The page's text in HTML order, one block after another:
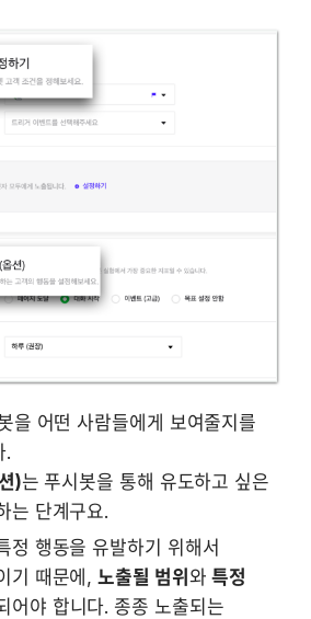
을 어떤 사람들에게 보여줄지를
)는 푸시봇을 통해 유도하고 싶은
는 단계구요.
정 행동을 유발하기 위해서
기 때문에, 노출될 범위 와 특정
어야 합니다. 종종 노출되는